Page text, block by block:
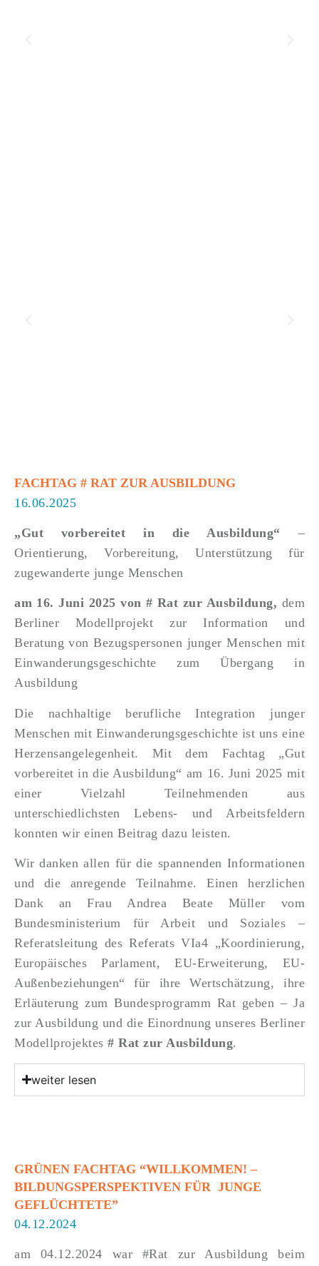
FACHTAG # RAT ZUR AUSBILDUNG
16.06.2025
„Gut vorbereitet in die Ausbildung“ –
Orientierung, Vorbereitung, Unterstützung für
zugewanderte junge Menschen
am 16. Juni 2025 von # Rat zur Ausbildung, dem
Berliner Modellprojekt zur Information und
Beratung von Bezugspersonen junger Menschen mit
Einwanderungsgeschichte zum Übergang in
Ausbildung
Die nachhaltige berufliche Integration junger
Menschen mit Einwanderungsgeschichte ist uns eine
Herzensangelegenheit. Mit dem Fachtag „Gut
vorbereitet in die Ausbildung“ am 16. Juni 2025 mit
einer Vielzahl Teilnehmenden aus
unterschiedlichsten Lebens- und Arbeitsfeldern
konnten wir einen Beitrag dazu leisten.
Wir danken allen für die spannenden Informationen
und die anregende Teilnahme. Einen herzlichen
Dank an Frau Andrea Beate Müller vom
Bundesministerium für Arbeit und Soziales –
Referatsleitung des Referats VIa4 „Koordinierung,
Europäisches Parlament, EU-Erweiterung, EU-
Außenbeziehungen“ für ihre Wertschätzung, ihre
Erläuterung zum Bundesprogramm Rat geben – Ja
zur Ausbildung und die Einordnung unseres Berliner
Modellprojektes # Rat zur Ausbildung.
weiter lesen
GRÜNEN FACHTAG “WILLKOMMEN! –
BILDUNGSPERSPEKTIVEN FÜR JUNGE
GEFLÜCHTETE”
04.12.2024
am 04.12.2024 war #Rat zur Ausbildung beim